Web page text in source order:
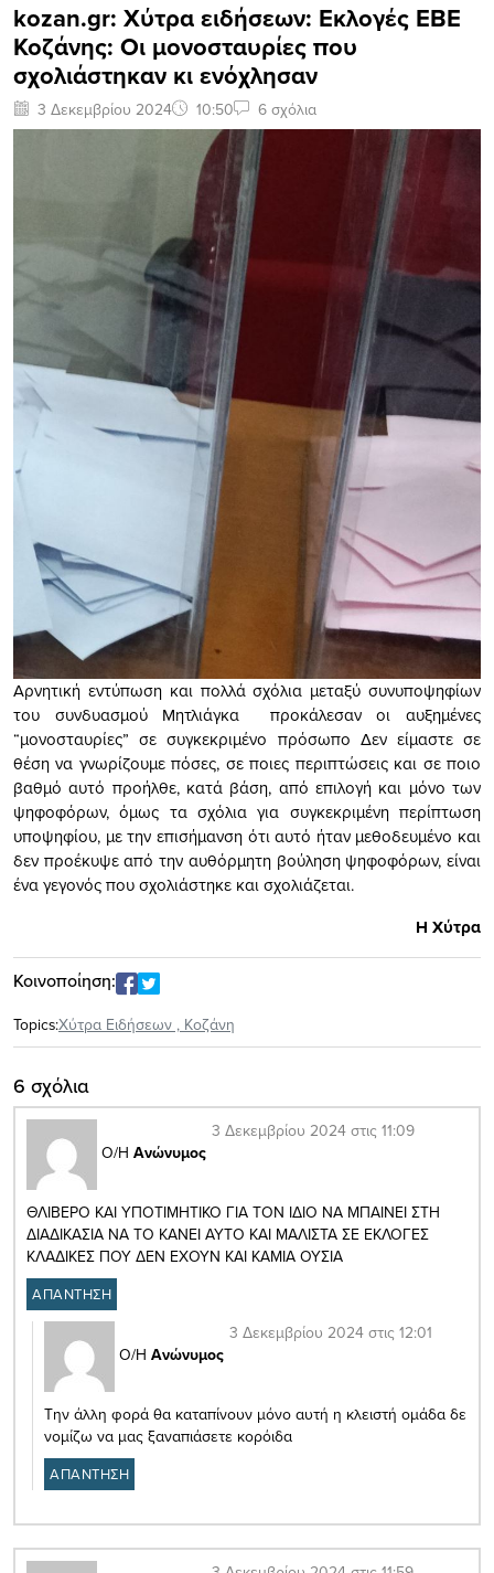
kozan.gr: Χύτρα ειδήσεων: Εκλογές ΕΒΕ
Κοζάνης: Οι μονοσταυρίες που
σχολιάστηκαν κι ενόχλησαν
3 Δεκεμβρίου 2024 10:50 6 σχόλια
Αρνητική εντύπωση και πολλά σχόλια μεταξύ συνυποψηφίων
του συνδυασμού Μητλιάγκα προκάλεσαν οι αυξημένες
“μονοσταυρίες” σε συγκεκριμένο πρόσωπο Δεν είμαστε σε
θέση να γνωρίζουμε πόσες, σε ποιες περιπτώσεις και σε ποιο
βαθμό αυτό προήλθε, κατά βάση, από επιλογή και μόνο των
ψηφοφόρων, όμως τα σχόλια για συγκεκριμένη περίπτωση
υποψηφίου, με την επισήμανση ότι αυτό ήταν μεθοδευμένο και
δεν προέκυψε από την αυθόρμητη βούληση ψηφοφόρων, είναι
ένα γεγονός που σχολιάστηκε και σχολιάζεται.
Η Χύτρα
Κοινοποίηση:
Topics:Xύτρα Ειδήσεων , Κοζάνη
6 σχόλια
Ο/Η Ανώνυμος
3 Δεκεμβρίου 2024 στις 11:09
ΘΛΙΒΕΡΟ ΚΑΙ ΥΠΟΤΙΜΗΤΙΚΟ ΓΙΑ ΤΟΝ ΙΔΙΟ ΝΑ ΜΠΑΙΝΕΙ ΣΤΗ
ΔΙΑΔΙΚΑΣΙΑ ΝΑ ΤΟ ΚΑΝΕΙ ΑΥΤΟ ΚΑΙ ΜΑΛΙΣΤΑ ΣΕ ΕΚΛΟΓΕΣ
ΚΛΑΔΙΚΕΣ ΠΟΥ ΔΕΝ ΕΧΟΥΝ ΚΑΙ ΚΑΜΙΑ ΟΥΣΙΑ
ΑΠΑΝΤΗΣΗ
Ο/Η Ανώνυμος
3 Δεκεμβρίου 2024 στις 12:01
Την άλλη φορά θα καταπίνουν μόνο αυτή η κλειστή ομάδα δε
νομίζω να μας ξαναπιάσετε κορόιδα
ΑΠΑΝΤΗΣΗ